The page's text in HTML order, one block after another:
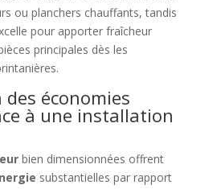
ou planchers chauffants, tandis
pour apporter fraîcheur
principales dès les
économies
à une installation
bien dimensionnées offrent
substantielles par rapport